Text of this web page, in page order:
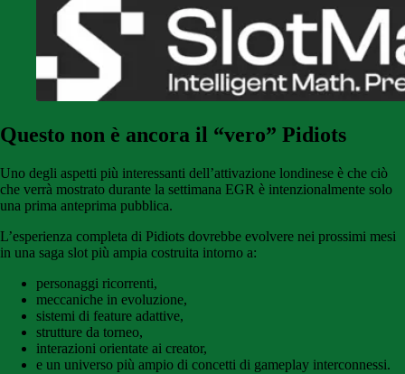
Questo non è ancora il “vero” Pidiots
Uno degli aspetti più interessanti dell’attivazione londinese è che ciò
che verrà mostrato durante la settimana EGR è intenzionalmente solo
una prima anteprima pubblica.
L’esperienza completa di Pidiots dovrebbe evolvere nei prossimi mesi
in una saga slot più ampia costruita intorno a:
personaggi ricorrenti,
meccaniche in evoluzione,
sistemi di feature adattive,
strutture da torneo,
interazioni orientate ai creator,
e un universo più ampio di concetti di gameplay interconnessi.